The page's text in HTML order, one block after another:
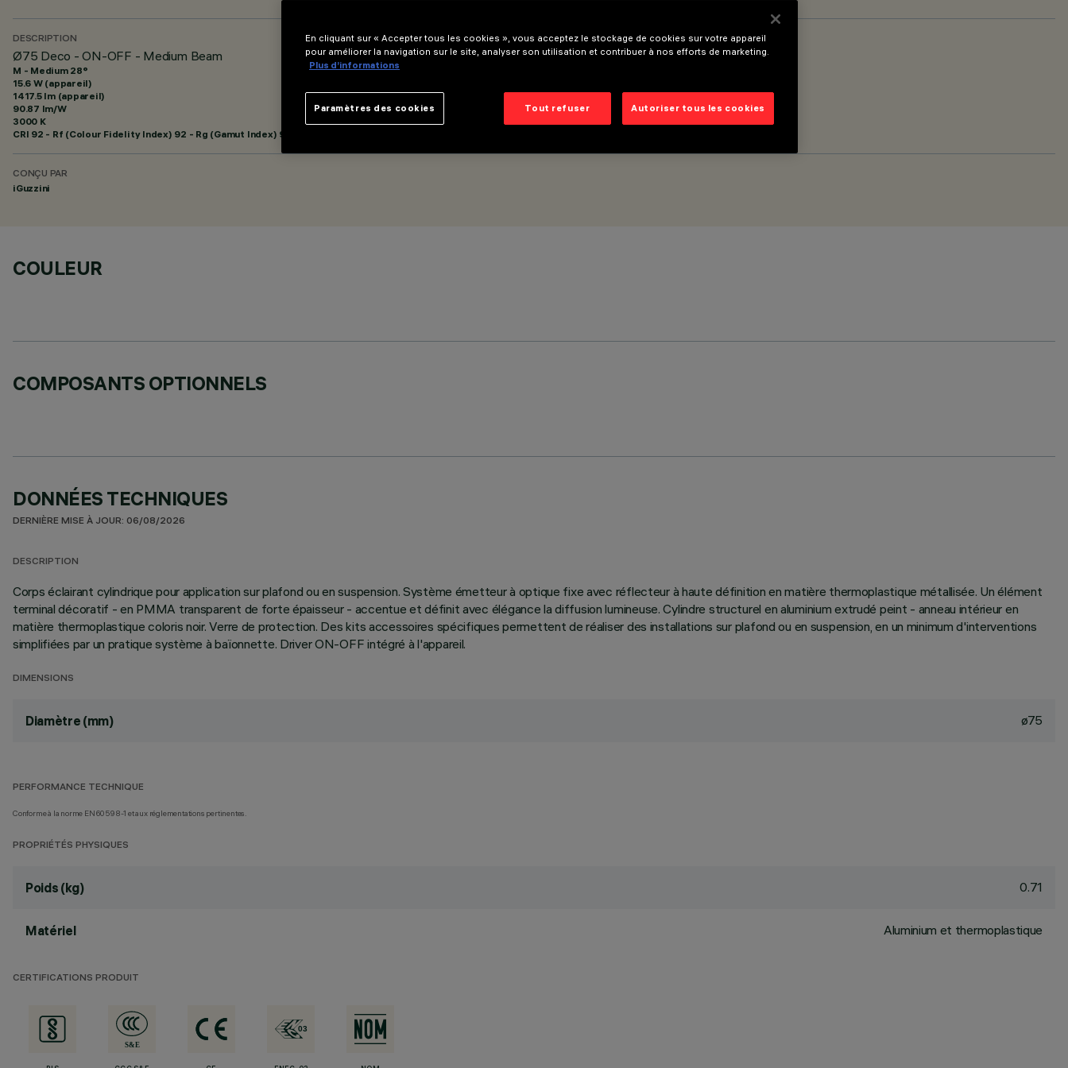
DESCRIPTION
Ø75 Deco - ON-OFF - Medium Beam
M - Medium 28°
15.6 W (appareil)
1417.5 lm (appareil)
90.87 lm/W
3000 K
CRI 92 - Rf (Colour Fidelity Index) 92 - Rg (Gamut Index) 99
CONÇU PAR
iGuzzini
COULEUR
COMPOSANTS OPTIONNELS
DONNÉES TECHNIQUES
DERNIÈRE MISE À JOUR: 06/08/2026
DESCRIPTION
Corps éclairant cylindrique pour application sur plafond ou en suspension. Système émetteur à optique fixe avec réflecteur à haute définition en matière thermoplastique métallisée. Un élément
terminal décoratif - en PMMA transparent de forte épaisseur - accentue et définit avec élégance la diffusion lumineuse. Cylindre structurel en aluminium extrudé peint - anneau intérieur en
matière thermoplastique coloris noir. Verre de protection. Des kits accessoires spécifiques permettent de réaliser des installations sur plafond ou en suspension, en un minimum d'interventions
simplifiées par un pratique système à baïonnette. Driver ON-OFF intégré à l'appareil.
DIMENSIONS
Diamètre (mm) ø75
PERFORMANCE TECHNIQUE
Conforme à la norme EN60598-1 et aux réglementations pertinentes.
PROPRIÉTÉS PHYSIQUES
Poids (kg) 0.71
Matériel Aluminium et thermoplastique
CERTIFICATIONS PRODUIT
En cliquant sur « Accepter tous les cookies », vous acceptez le stockage de cookies sur votre appareil
pour améliorer la navigation sur le site, analyser son utilisation et contribuer à nos efforts de marketing.
Plus d’informations
Tout refuser Autoriser tous les cookies
Paramètres des cookies